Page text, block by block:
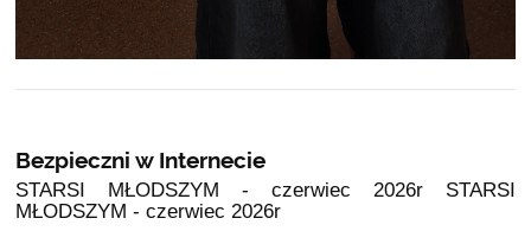
Bezpieczni w Internecie
STARSI MŁODSZYM - czerwiec 2026r STARSI
MŁODSZYM - czerwiec 2026r